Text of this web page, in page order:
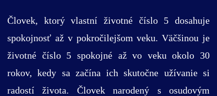
Človek, ktorý vlastní životné číslo 5 dosahuje
spokojnosť až v pokročilejšom veku. Väčšinou je
životné číslo 5 spokojné až vo veku okolo 30
rokov, kedy sa začína ich skutočne užívanie si
radostí života. Človek narodený s osudovým